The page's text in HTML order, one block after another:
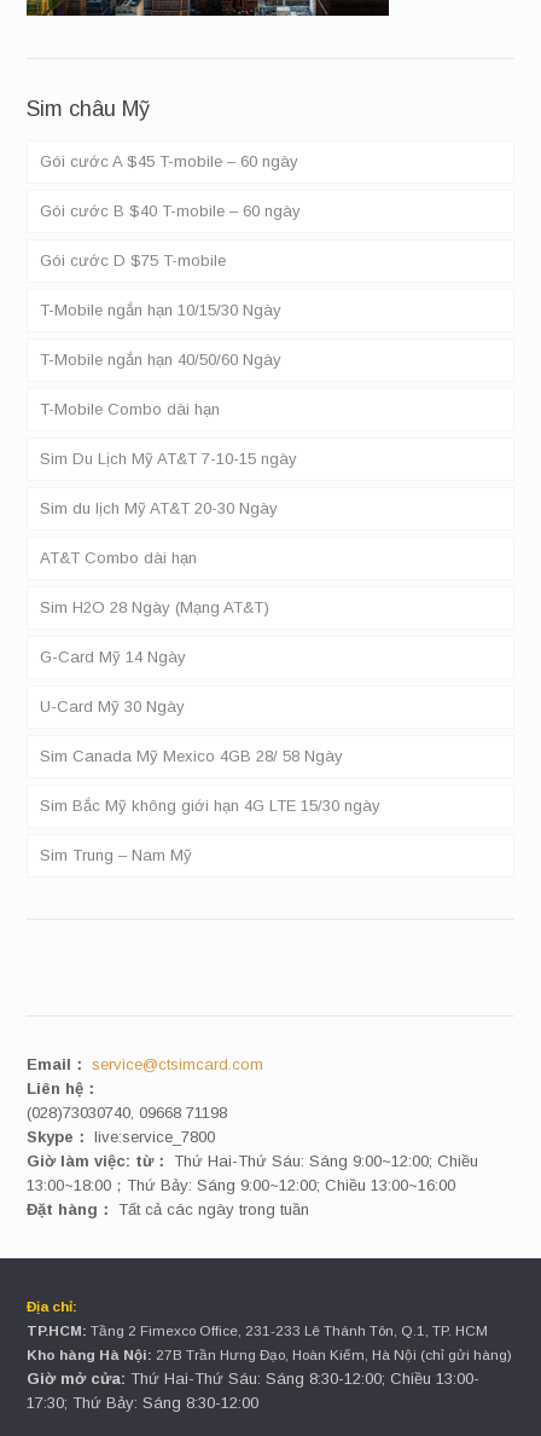
Sim châu Mỹ
Gói cước A $45 T-mobile – 60 ngày
Gói cước B $40 T-mobile – 60 ngày
Gói cước D $75 T-mobile
T-Mobile ngắn hạn 10/15/30 Ngày
T-Mobile ngắn hạn 40/50/60 Ngày
T-Mobile Combo dài hạn
Sim Du Lịch Mỹ AT&T 7-10-15 ngày
Sim du lịch Mỹ AT&T 20-30 Ngày
AT&T Combo dài hạn
Sim H2O 28 Ngày (Mạng AT&T)
G-Card Mỹ 14 Ngày
U-Card Mỹ 30 Ngày
Sim Canada Mỹ Mexico 4GB 28/ 58 Ngày
Sim Bắc Mỹ không giới hạn 4G LTE 15/30 ngày
Sim Trung – Nam Mỹ
Email：
service@ctsimcard.com
Liên hệ：
(028)73030740, 09668 71198
Skype： live:service_7800
Giờ làm việc: từ： Thứ Hai-Thứ Sáu: Sáng 9:00~12:00; Chiều
13:00~18:00；Thứ Bảy: Sáng 9:00~12:00; Chiều 13:00~16:00
Đặt hàng： Tất cả các ngày trong tuần
Địa chỉ:
TP.HCM:Tầng 2 Fimexco Office, 231-233 Lê Thánh Tôn, Q.1, TP. HCM
Kho hàng Hà Nội: 27B Trần Hưng Đạo, Hoàn Kiếm, Hà Nội (chỉ gửi hàng)
Giờ mở cửa: Thứ Hai-Thứ Sáu: Sáng 8:30-12:00; Chiều 13:00-
17:30; Thứ Bảy: Sáng 8:30-12:00